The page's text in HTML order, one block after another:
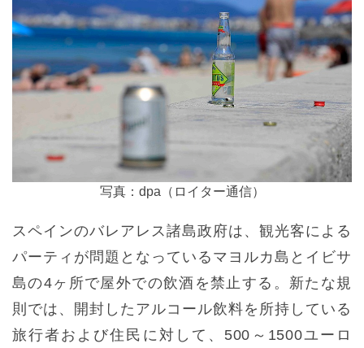
写真：dpa（ロイター通信）
スペインのバレアレス諸島政府は、観光客による
パーティが問題となっているマヨルカ島とイビサ
島の4ヶ所で屋外での飲酒を禁止する。新たな規
則では、開封したアルコール飲料を所持している
旅行者および住民に対して、500～1500ユーロ